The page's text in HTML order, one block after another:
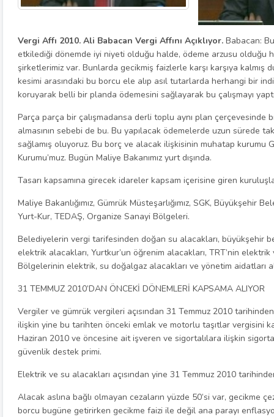
Vergi Affı 2010. Ali Babacan Vergi Affını Açıklıyor. Babacan:
etkilediği dönemde iyi niyeti olduğu halde, ödeme arzusu olduğu
şirketlerimiz var. Bunlarda gecikmiş faizlerle karşı karşıya kalmış
kesimi arasındaki bu borcu ele alıp asıl tutarlarda herhangi bir
koruyarak belli bir planda ödemesini sağlayarak bu çalışmayı
Parça parça bir çalışmadansa derli toplu aynı plan çerçevesinde
almasının sebebi de bu. Bu yapılacak ödemelerde uzun sürede
sağlamış oluyoruz. Bu borç ve alacak ilişkisinin muhatap kurumu
Kurumu’muz. Bugün Maliye Bakanımız yurt dışında.
Tasarı kapsamına girecek idareler kapsam içerisine giren
Maliye Bakanlığımız, Gümrük Müsteşarlığımız, SGK, Büyükşehir
Yurt-Kur, TEDAŞ, Organize Sanayi Bölgeleri.
Belediyelerin vergi tarifesinden doğan su alacakları, büyükşehir
elektrik alacakları, Yurtkur’un öğrenim alacakları, TRT’nin
Bölgelerinin elektrik, su doğalgaz alacakları ve yönetim aidatları
31 TEMMUZ 2010’DAN ÖNCEKİ DÖNEMLERİ KAPSAMA ALIYOR
Vergiler ve gümrük vergileri açısından 31 Temmuz 2010
ilişkin yine bu tarihten önceki emlak ve motorlu taşıtlar vergisini
Haziran 2010 ve öncesine ait işveren ve sigortalılara ilişkin
güvenlik destek primi.
Elektrik ve su alacakları açısından yine 31 Temmuz 2010
Alacak aslına bağlı olmayan cezaların yüzde 50’si var, gecikme
borcu bugüne getirirken gecikme faizi ile değil ana parayı